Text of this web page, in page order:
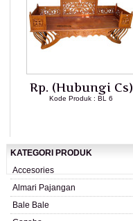
Rp. (Hubungi Cs)
Kode Produk : BL 6
KATEGORI PRODUK
Accesories
Almari Pajangan
Bale Bale